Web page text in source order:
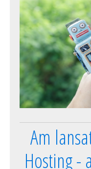
Am
Hosting -